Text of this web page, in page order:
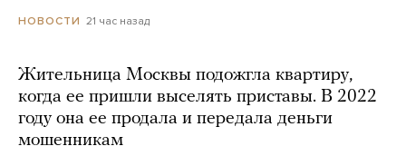
НОВОСТИ 21 час назад
Жительница Москвы подожгла квартиру,
когда ее пришли выселять приставы. В 2022
году она ее продала и передала деньги
мошенникам